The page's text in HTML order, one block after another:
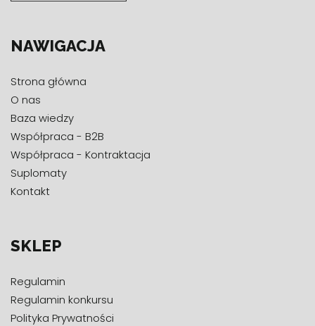
NAWIGACJA
Strona główna
O nas
Baza wiedzy
Współpraca - B2B
Współpraca - Kontraktacja
Suplomaty
Kontakt
SKLEP
Regulamin
Regulamin konkursu
Polityka Prywatności